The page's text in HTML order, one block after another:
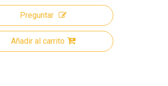
Preguntar
Añadir al carrito